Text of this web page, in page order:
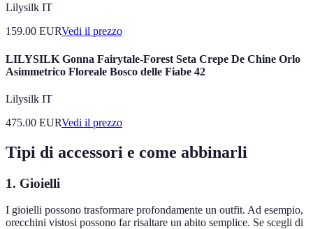
Lilysilk IT
159.00 EURVedi il prezzo
LILYSILK Gonna Fairytale-Forest Seta Crepe De Chine Orlo
Asimmetrico Floreale Bosco delle Fiabe 42
Lilysilk IT
475.00 EURVedi il prezzo
Tipi di accessori e come abbinarli
1. Gioielli
I gioielli possono trasformare profondamente un outfit. Ad esempio,
orecchini vistosi possono far risaltare un abito semplice. Se scegli di